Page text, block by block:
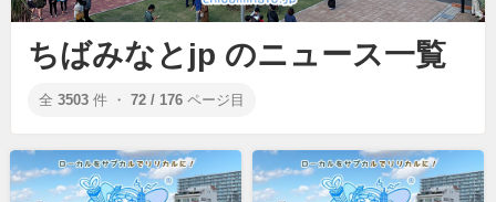
ちばみなとjp のニュース一覧
全 3503 件 ・ 72 / 176 ページ目